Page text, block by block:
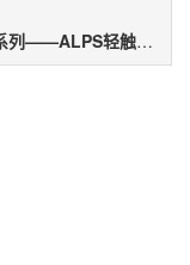
SKHW系列——ALPS轻触开关